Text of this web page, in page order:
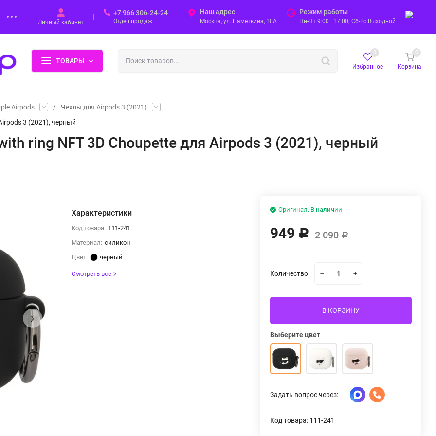
Личный кабинет
+7 966 306-24-24
Отдел продаж
Наш адрес
Москва, ул. Намёткина, 10А
Режим работы
Пн-Пт 9:00—17:00; Сб-Вс Выходной
ТОВАРЫ
Избранное
0
Корзина
0
Airpods /
Чехлы для Airpods 3 (2021)
3 (2021), черный
ring NFT 3D Choupette для Airpods 3 (2021), черный
›
Характеристики
Код товара: 111-241
Материал: силикон
Цвет:
черный
Смотреть все
Оригинал. В наличии
949 Р 2 090Р
Количество:
В КОРЗИНУ
Выберите цвет
Задать вопрос через:
Код товара: 111-241